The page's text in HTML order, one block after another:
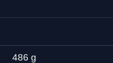
486 g